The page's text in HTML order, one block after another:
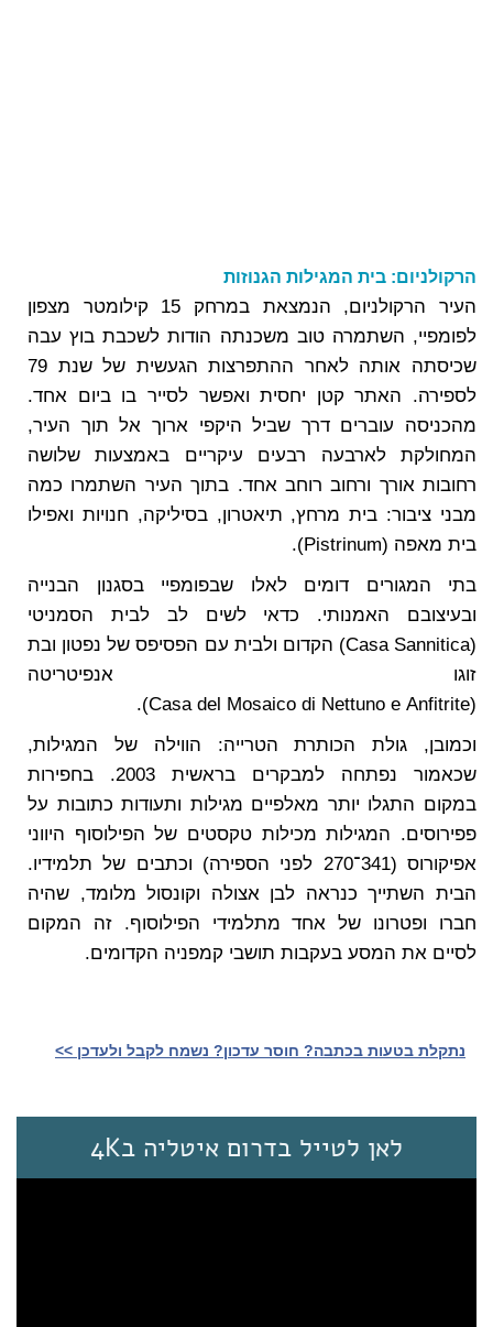
הרקולניום: בית המגילות הגנוזות
העיר הרקולניום, הנמצאת במרחק 15 קילומטר מצפון
לפומפיי, השתמרה טוב משכנתה הודות לשכבת בוץ עבה
שכיסתה אותה לאחר ההתפרצות הגעשית של שנת 79
לספירה. האתר קטן יחסית ואפשר לסייר בו ביום אחד.
מהכניסה עוברים דרך שביל היקפי ארוך אל תוך העיר,
המחולקת לארבעה רבעים עיקריים באמצעות שלושה
רחובות אורך ורחוב רוחב אחד. בתוך העיר השתמרו כמה
מבני ציבור: בית מרחץ, תיאטרון, בסיליקה, חנויות ואפילו
בית מאפה (Pistrinum).
בתי המגורים דומים לאלו שבפומפיי בסגנון הבנייה
ובעיצובם האמנותי. כדאי לשים לב לבית הסמניטי
(Casa Sannitica) הקדום ולבית עם הפסיפס של נפטון ובת
זוגו אנפיטריטה
(Casa del Mosaico di Nettuno e Anfitrite).
וכמובן, גולת הכותרת הטרייה: הווילה של המגילות,
שכאמור נפתחה למבקרים בראשית 2003. בחפירות
במקום התגלו יותר מאלפיים מגילות ותעודות כתובות על
פפירוסים. המגילות מכילות טקסטים של הפילוסוף היווני
אפיקורוס (341־270 לפני הספירה) וכתבים של תלמידיו.
הבית השתייך כנראה לבן אצולה וקונסול מלומד, שהיה
חברו ופטרונו של אחד מתלמידי הפילוסוף. זה המקום
לסיים את המסע בעקבות תושבי קמפניה הקדומים.
נתקלת בטעות בכתבה? חוסר עדכון? נשמח לקבל ולעדכן >>‎
לאן לטייל בדרום איטליה ב4K